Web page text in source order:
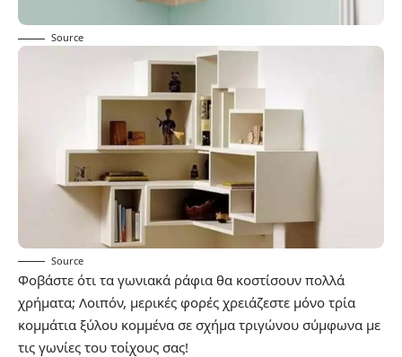
Source
Source
Φοβάστε ότι τα γωνιακά ράφια θα κοστίσουν πολλά
χρήματα; Λοιπόν, μερικές φορές χρειάζεστε μόνο τρία
κομμάτια ξύλου κομμένα σε σχήμα τριγώνου σύμφωνα με
τις γωνίες του τοίχους σας!